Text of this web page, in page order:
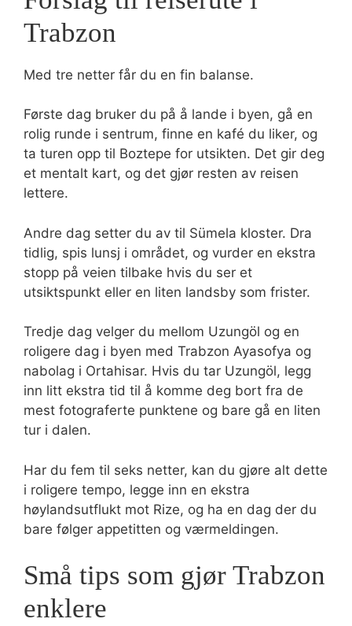
Trabzon
Med tre netter får du en fin balanse.
Første dag bruker du på å lande i byen, gå en
rolig runde i sentrum, finne en kafé du liker, og
ta turen opp til Boztepe for utsikten. Det gir deg
et mentalt kart, og det gjør resten av reisen
lettere.
Andre dag setter du av til Sümela kloster. Dra
tidlig, spis lunsj i området, og vurder en ekstra
stopp på veien tilbake hvis du ser et
utsiktspunkt eller en liten landsby som frister.
Tredje dag velger du mellom Uzungöl og en
roligere dag i byen med Trabzon Ayasofya og
nabolag i Ortahisar. Hvis du tar Uzungöl, legg
inn litt ekstra tid til å komme deg bort fra de
mest fotograferte punktene og bare gå en liten
tur i dalen.
Har du fem til seks netter, kan du gjøre alt dette
i roligere tempo, legge inn en ekstra
høylandsutflukt mot Rize, og ha en dag der du
bare følger appetitten og værmeldingen.
Små tips som gjør Trabzon
enklere